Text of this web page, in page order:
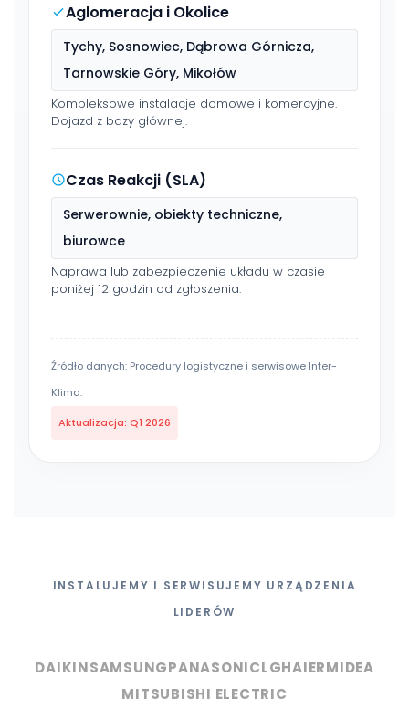
Aglomeracja i Okolice
Tychy, Sosnowiec, Dąbrowa Górnicza,
Tarnowskie Góry, Mikołów
Kompleksowe instalacje domowe i komercyjne.
Dojazd z bazy głównej.
Czas Reakcji (SLA)
Serwerownie, obiekty techniczne,
biurowce
Naprawa lub zabezpieczenie układu w czasie
poniżej 12 godzin od zgłoszenia.
Źródło danych: Procedury logistyczne i serwisowe Inter-
Klima.
Aktualizacja: Q1 2026
INSTALUJEMY I SERWISUJEMY URZĄDZENIA
LIDERÓW
DAIKINSAMSUNGPANASONICLGHAIERMIDEA
MITSUBISHI ELECTRIC